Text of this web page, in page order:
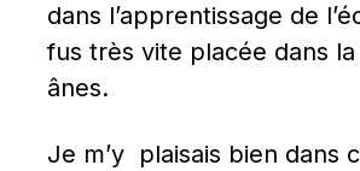
dans l’apprentissage de
fus très vite placée dans
ânes.
Je m’y  plaisais bien dans